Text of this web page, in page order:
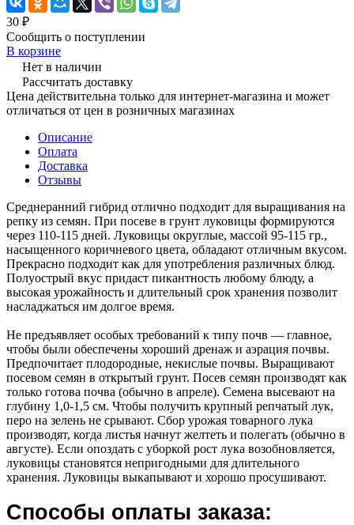
30 ₽
Сообщить о поступлении
В корзине
Нет в наличии
Рассчитать доставку
Цена действительна только для интернет-магазина и может
отличаться от цен в розничных магазинах
Описание
Оплата
Доставка
Отзывы
Среднеранний гибрид отлично подходит для выращивания на
репку из семян. При посеве в грунт луковицы формируются
через 110-115 дней. Луковицы округлые, массой 95-115 гр.,
насыщенного коричневого цвета, обладают отличным вкусом.
Прекрасно подходит как для употребления различных блюд.
Полуострый вкус придаст пикантность любому блюду, а
высокая урожайность и длительный срок хранения позволит
насладжаться им долгое время.
Не предъявляет особых требований к типу почв — главное,
чтобы были обеспечены хороший дренаж и аэрация почвы.
Предпочитает плодородные, некислые почвы. Выращивают
посевом семян в открытый грунт. Посев семян производят как
только готова почва (обычно в апреле). Семена высевают на
глубину 1,0-1,5 см. Чтобы получить крупный репчатый лук,
перо на зелень не срывают. Сбор урожая товарного лука
производят, когда листья начнут желтеть и полегать (обычно в
августе). Если опоздать с уборкой рост лука возобновляется,
луковицы становятся непригодными для длительного
хранения. Луковицы выкапывают и хорошо просушивают.
Способы оплаты заказа: